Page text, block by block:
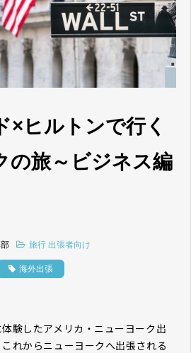
お知らせ
くあるご質問
×ヒルトンで行く
の旅～ビジネス編
旅行 出張者向け
海外出張
験したアメリカ・ニューヨーク出
れからニューヨークへ出張される